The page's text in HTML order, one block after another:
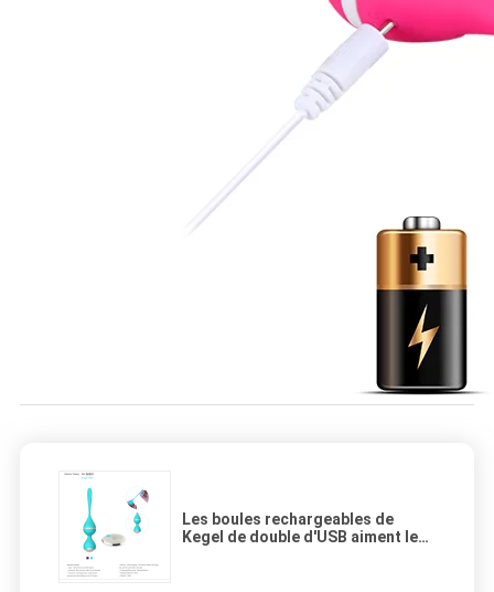
Les boules rechargeables de
Kegel de double d'USB aiment le